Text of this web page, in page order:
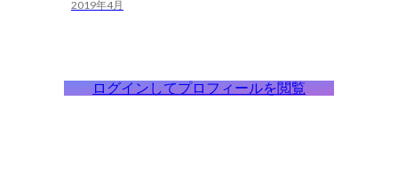
2019年4月
ログインしてプロフィールを閲覧